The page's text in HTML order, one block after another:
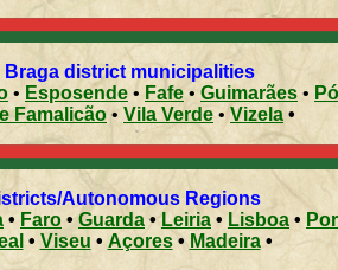
district municipalities
• Esposende • Fafe • Guimarães •
de Famalicão • Vila Verde •Vizela •
- Districts/Autonomous Regions
• Faro •Guarda•Leiria • Lisboa •
• Viseu • Açores • Madeira •